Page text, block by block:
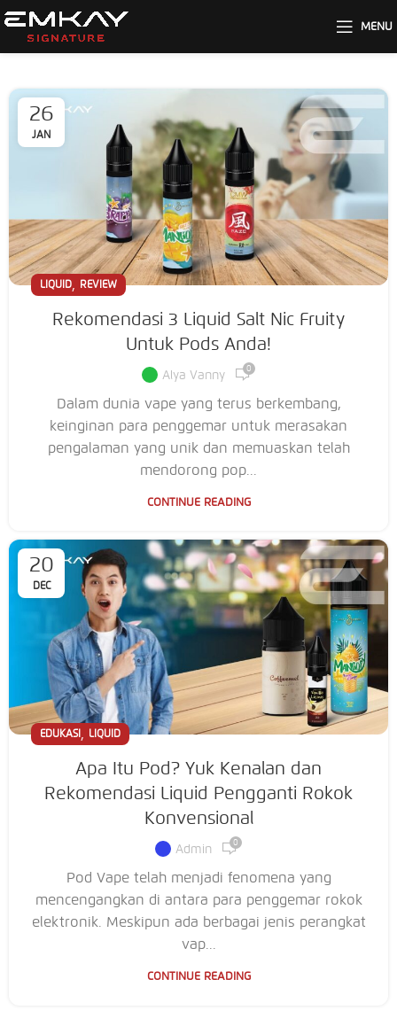
MENU
26
JAN
LIQUID, REVIEW
Rekomendasi 3 Liquid Salt Nic Fruity
Untuk Pods Anda!
Alya Vanny 0
Dalam dunia vape yang terus berkembang,
keinginan para penggemar untuk merasakan
pengalaman yang unik dan memuaskan telah
mendorong pop...
CONTINUE READING
20
DEC
EDUKASI , LIQUID
Apa Itu Pod? Yuk Kenalan dan
Rekomendasi Liquid Pengganti Rokok
Konvensional
Admin 0
Pod Vape telah menjadi fenomena yang
mencengangkan di antara para penggemar rokok
elektronik. Meskipun ada berbagai jenis perangkat
vap...
CONTINUE READING